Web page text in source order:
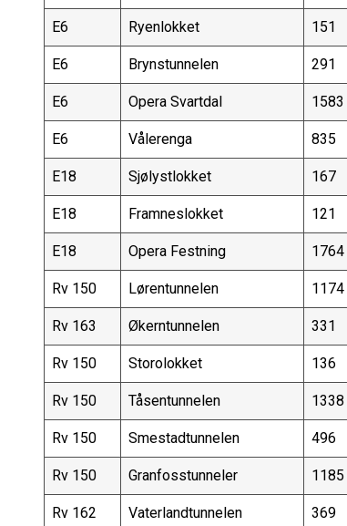
E6 Ryenlokket 151
E6 Brynstunnelen 291
E6 Opera Svartdal 1583
E6 Vålerenga 835
E18 Sjølystlokket 167
E18 Framneslokket 121
E18 Opera Festning 1764
Rv 150 Lørentunnelen 1174
Rv 163 Økerntunnelen 331
Rv 150 Storolokket 136
Rv 150 Tåsentunnelen 1338
Rv 150 Smestadtunnelen 496
Rv 150 Granfosstunneler 1185
Rv 162 Vaterlandtunnelen 369